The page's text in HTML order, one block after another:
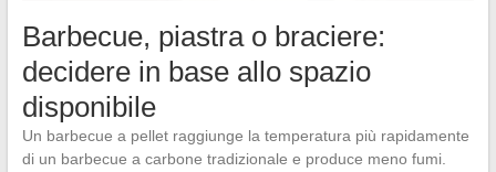
Barbecue, piastra o braciere:
decidere in base allo spazio
disponibile
Un barbecue a pellet raggiunge la temperatura più rapidamente
di un barbecue a carbone tradizionale e produce meno fumi.